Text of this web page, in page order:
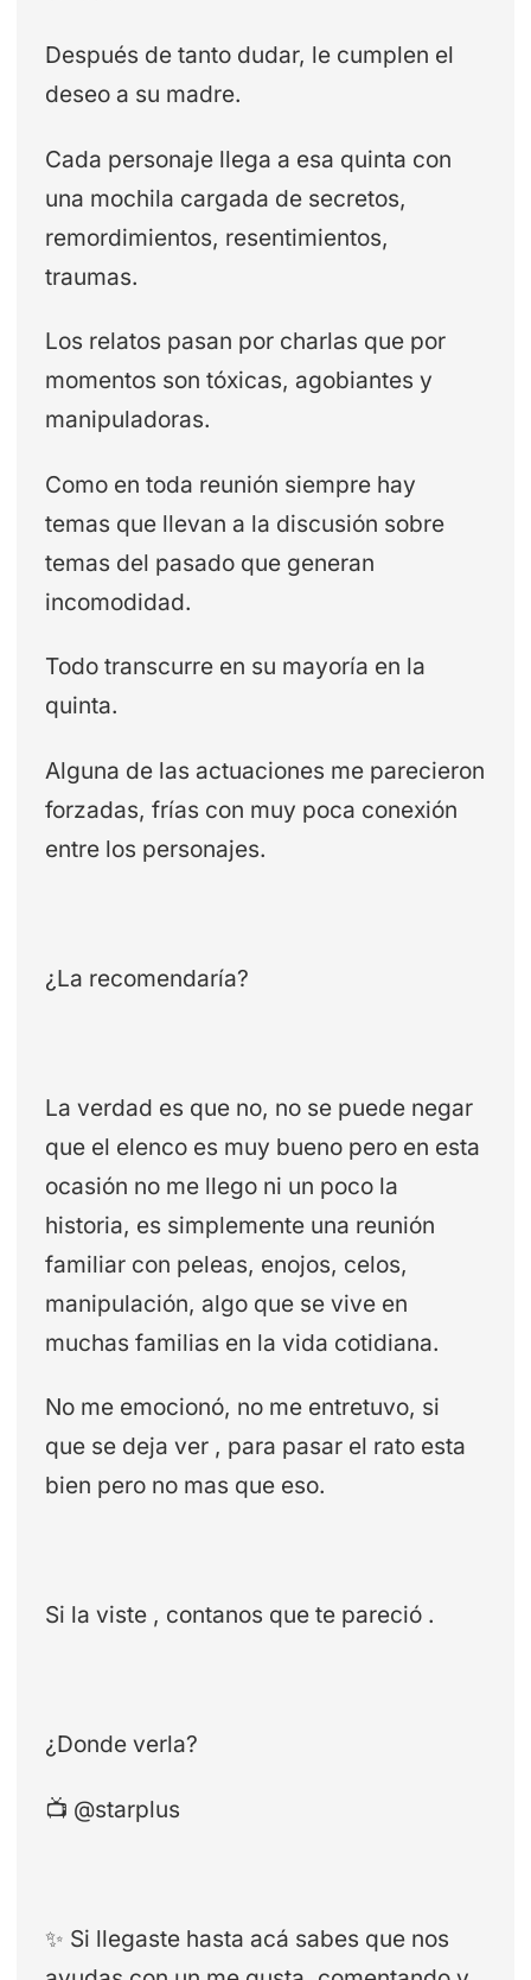
Después de tanto dudar, le cumplen el
deseo a su madre.
Cada personaje llega a esa quinta con
una mochila cargada de secretos,
remordimientos, resentimientos,
traumas.
Los relatos pasan por charlas que por
momentos son tóxicas, agobiantes y
manipuladoras.
Como en toda reunión siempre hay
temas que llevan a la discusión sobre
temas del pasado que generan
incomodidad.
Todo transcurre en su mayoría en la
quinta.
Alguna de las actuaciones me parecieron
forzadas, frías con muy poca conexión
entre los personajes.
¿La recomendaría?
La verdad es que no, no se puede negar
que el elenco es muy bueno pero en esta
ocasión no me llego ni un poco la
historia, es simplemente una reunión
familiar con peleas, enojos, celos,
manipulación, algo que se vive en
muchas familias en la vida cotidiana.
No me emocionó, no me entretuvo, si
que se deja ver , para pasar el rato esta
bien pero no mas que eso.
Si la viste , contanos que te pareció .
¿Donde verla?
📺 @starplus
✨ Si llegaste hasta acá sabes que nos